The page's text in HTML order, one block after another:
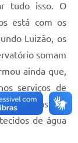
tudo isso. O
está com os
Luizão, os
somam
ainda que,
serviços de
dias os
de água